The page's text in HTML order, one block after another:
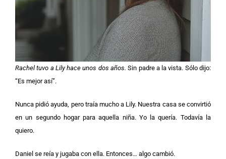
Rachel tuvo a Lily hace unos dos años. Sin padre a la vista. Sólo dijo:
“Es mejor así”.
Nunca pidió ayuda, pero traía mucho a Lily. Nuestra casa se convirtió
en un segundo hogar para aquella niña. Yo la quería. Todavía la
quiero.
Daniel se reía y jugaba con ella. Entonces… algo cambió.